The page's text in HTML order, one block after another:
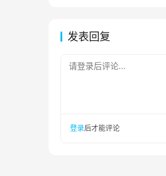
发表回复
请登录后评论...
登录后才能评论